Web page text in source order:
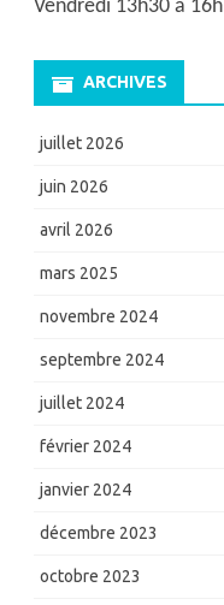
Vendredi 13h30 à 16h
ARCHIVES
juillet 2026
juin 2026
avril 2026
mars 2025
novembre 2024
septembre 2024
juillet 2024
février 2024
janvier 2024
décembre 2023
octobre 2023